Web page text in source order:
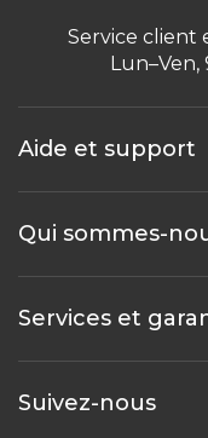
Service client
Lun–Ven,
Aide et support
Qui sommes-
Services et
Suivez-nous